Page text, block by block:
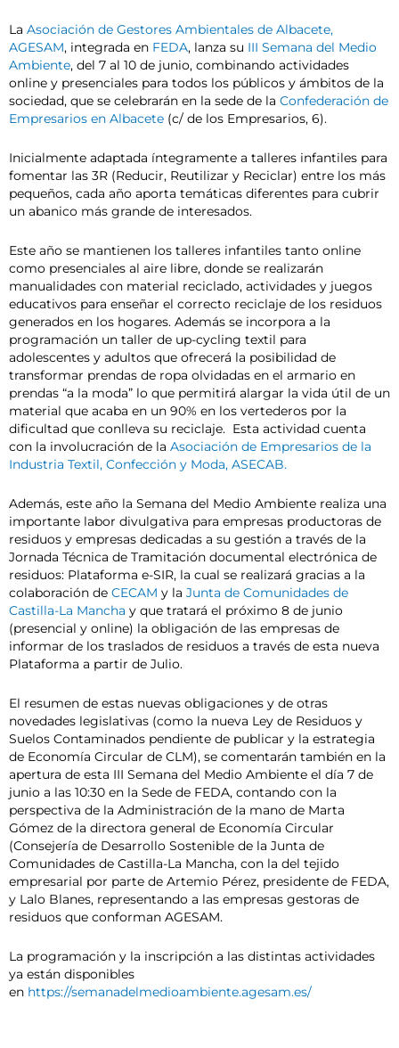
La Asociación de Gestores Ambientales de Albacete,
AGESAM, integrada en FEDA, lanza su III Semana del Medio
Ambiente, del 7 al 10 de junio, combinando actividades
online y presenciales para todos los públicos y ámbitos de la
sociedad, que se celebrarán en la sede de la Confederación de
Empresarios en Albacete (c/ de los Empresarios, 6).
Inicialmente adaptada íntegramente a talleres infantiles para
fomentar las 3R (Reducir, Reutilizar y Reciclar) entre los más
pequeños, cada año aporta temáticas diferentes para cubrir
un abanico más grande de interesados.
Este año se mantienen los talleres infantiles tanto online
como presenciales al aire libre, donde se realizarán
manualidades con material reciclado, actividades y juegos
educativos para enseñar el correcto reciclaje de los residuos
generados en los hogares. Además se incorpora a la
programación un taller de up-cycling textil para
adolescentes y adultos que ofrecerá la posibilidad de
transformar prendas de ropa olvidadas en el armario en
prendas “a la moda” lo que permitirá alargar la vida útil de un
material que acaba en un 90% en los vertederos por la
dificultad que conlleva su reciclaje. Esta actividad cuenta
con la involucración de la Asociación de Empresarios de la
Industria Textil, Confección y Moda, ASECAB.
Además, este año la Semana del Medio Ambiente realiza una
importante labor divulgativa para empresas productoras de
residuos y empresas dedicadas a su gestión a través de la
Jornada Técnica de Tramitación documental electrónica de
residuos: Plataforma e-SIR, la cual se realizará gracias a la
colaboración de CECAM y la Junta de Comunidades de
Castilla-La Mancha y que tratará el próximo 8 de junio
(presencial y online) la obligación de las empresas de
informar de los traslados de residuos a través de esta nueva
Plataforma a partir de Julio.
El resumen de estas nuevas obligaciones y de otras
novedades legislativas (como la nueva Ley de Residuos y
Suelos Contaminados pendiente de publicar y la estrategia
de Economía Circular de CLM), se comentarán también en la
apertura de esta III Semana del Medio Ambiente el día 7 de
junio a las 10:30 en la Sede de FEDA, contando con la
perspectiva de la Administración de la mano de Marta
Gómez de la directora general de Economía Circular
(Consejería de Desarrollo Sostenible de la Junta de
Comunidades de Castilla-La Mancha, con la del tejido
empresarial por parte de Artemio Pérez, presidente de FEDA,
y Lalo Blanes, representando a las empresas gestoras de
residuos que conforman AGESAM.
La programación y la inscripción a las distintas actividades
ya están disponibles
en https://semanadelmedioambiente.agesam.es/